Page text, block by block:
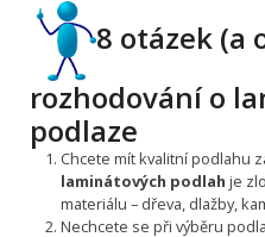
8 otázek (a
rozhodování o
podlaze
Chcete mít kvalitní podlahu
laminátových podlah je
materiálu – dřeva, dlažby,
Nechcete se při výběru